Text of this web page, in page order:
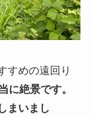
すめの遠回り
に絶景です。
まいまし